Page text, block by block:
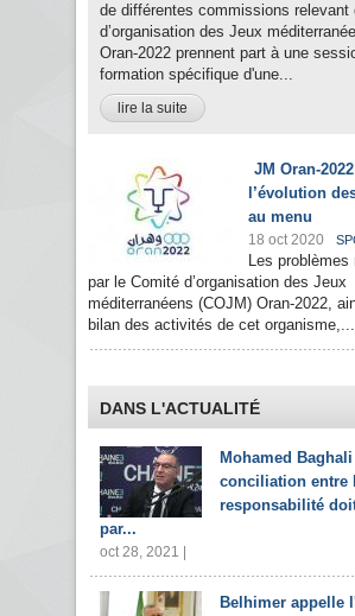
de différentes commissions relevant
d’organisation des Jeux
Oran-2022 prennent part à une
formation spécifique d'une...
lire la suite
JM Oran-
l’évolution
au menu
18 oct 2020
Les problèmes
par le Comité d’organisation des Jeux
méditerranéens (COJM) Oran-2022,
bilan des activités de cet organisme,...
DANS L'ACTUALITÉ
Mohamed
conciliation entre
responsabilité
par...
oct 28, 2021 |
Belhimer appelle